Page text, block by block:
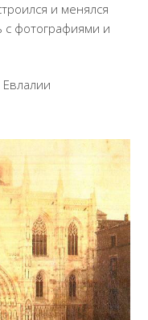
и менялся
фотографиями и